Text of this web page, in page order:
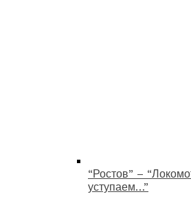
“Ростов” –
уступаем…”